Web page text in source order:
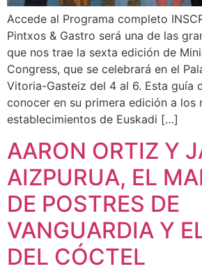
Accede al Programa completo
Pintxos & Gastro será una de las
que nos trae la sexta edición de
Congress, que se celebrará en el
Vitoria-Gasteiz del 4 al 6. Esta guía
conocer en su primera edición a los
establecimientos de Euskadi […]
AARON ORTIZ Y
AIZPURUA, EL
DE POSTRES DE
VANGUARDIA Y
DEL CÓCTEL